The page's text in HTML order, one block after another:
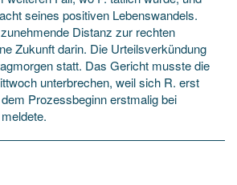
seines positiven Lebenswandels.
Distanz zur rechten
Zukunft darin. Die Urteilsverkündung
statt. Das Gericht musste die
unterbrechen, weil sich R. erst
Prozessbeginn erstmalig bei